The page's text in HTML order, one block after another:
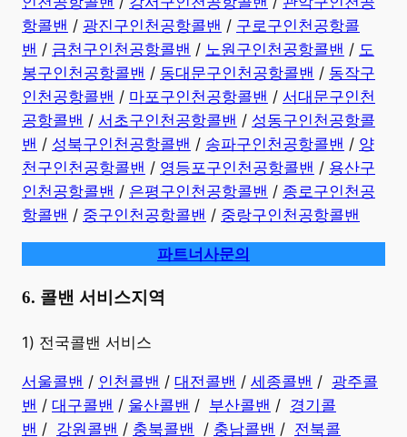
항콜밴 / 광진구인천공항콜밴 / 구로구인천공항콜
밴 / 금천구인천공항콜밴 / 노원구인천공항콜밴 / 도
봉구인천공항콜밴 / 동대문구인천공항콜밴 / 동작구
인천공항콜밴 / 마포구인천공항콜밴 / 서대문구인천
공항콜밴 / 서초구인천공항콜밴 / 성동구인천공항콜
밴 / 성북구인천공항콜밴 / 송파구인천공항콜밴 / 양
천구인천공항콜밴 / 영등포구인천공항콜밴 / 용산구
인천공항콜밴 / 은평구인천공항콜밴 / 종로구인천공
항콜밴 / 중구인천공항콜밴 / 중랑구인천공항콜밴
파트너사문의
6. 콜밴 서비스지역
​1) 전국콜밴 서비스
서울콜밴 / 인천콜밴 / 대전콜밴 / 세종콜밴 / 광주콜
밴 / 대구콜밴 / 울산콜밴 / 부산콜밴 / 경기콜
밴 / 강원콜밴 / 충북콜밴 / 충남콜밴 / 전북콜